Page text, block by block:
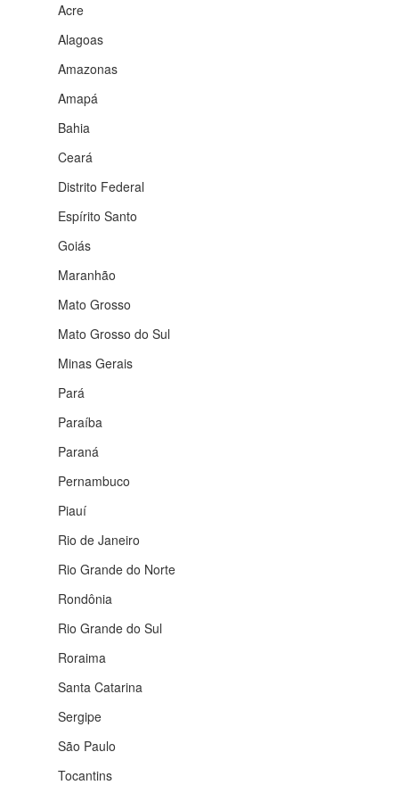
Acre
Alagoas
Amazonas
Amapá
Bahia
Ceará
Distrito Federal
Espírito Santo
Goiás
Maranhão
Mato Grosso
Mato Grosso do Sul
Minas Gerais
Pará
Paraíba
Paraná
Pernambuco
Piauí
Rio de Janeiro
Rio Grande do Norte
Rondônia
Rio Grande do Sul
Roraima
Santa Catarina
Sergipe
São Paulo
Tocantins